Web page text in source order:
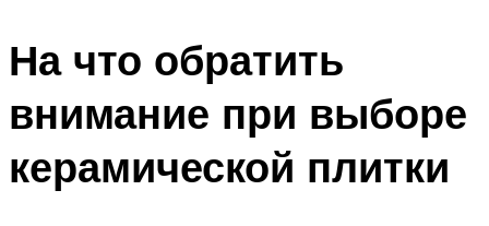
На что обратить
внимание при выборе
керамической плитки